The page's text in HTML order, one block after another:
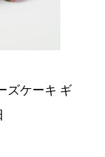
ズケーキ ギ